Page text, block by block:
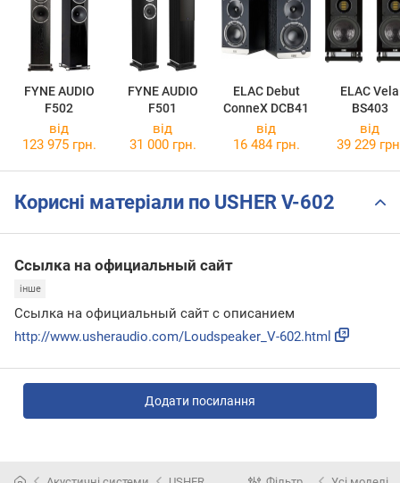
FYNE AUDIO
F502
FYNE AUDIO
F501
ELAC Debut
ConneX DCB41
ELAC Vela
BS403
від
123 975 грн.
від
31 000 грн.
від
16 484 грн.
від
39 229
Корисні матеріали по USHER V-602
Ссылка на официальный сайт
інше
Ссылка на официальный сайт с описанием
http://www.usheraudio.com/Loudspeaker_V-602.html
Додати посилання